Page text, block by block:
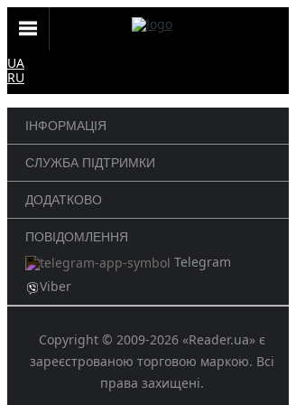
UA
RU
ІНФОРМАЦІЯ
СЛУЖБА ПІДТРИМКИ
ДОДАТКОВО
ПОВІДОМЛЕННЯ
Telegram
Viber
Copyright © 2009-2026 «Reader.ua» є
зареєстрованою торговою маркою. Всі
права захищені.